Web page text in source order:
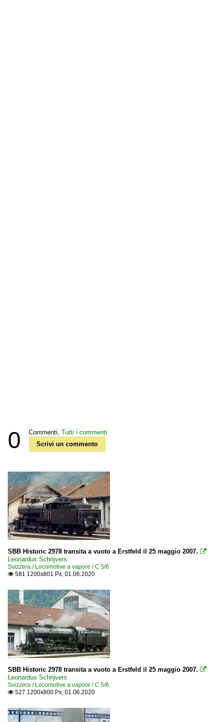
0 Commenti, Tutti i commenti
Scrivi un commento
SBB Historic 2978 transita a vuoto a Erstfeld il 25 maggio 2007. 
Leonardus Schrijvers
Svizzera / Locomotive a vapore / C 5/6
 581 1200x801 Px, 01.06.2020
SBB Historic 2978 transita a vuoto a Erstfeld il 25 maggio 2007. 
Leonardus Schrijvers
Svizzera / Locomotive a vapore / C 5/6
 527 1200x800 Px, 01.06.2020